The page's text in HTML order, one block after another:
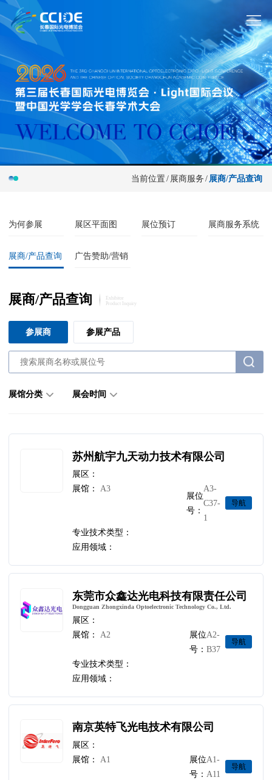
当前位置/ 展商服务 /展商/产品查询
为何参展 展区平面图 展位预订 展商服务系统
展商/产品查询 广告赞助/营销
展商/产品查询
Exhibitor
Product Inquiry
参展商 参展产品
展馆分类 展会时间
苏州航宇九天动力技术有限公司
展区：
展馆：
A3
展位
号：
A3-
C37-
1
导航
专业技术类型：
应用领域：
东莞市众鑫达光电科技有限责任公司
Dongguan Zhongxinda Optoelectronic Technology Co., Ltd.
展区：
展馆：
A2
展位
号：
A2-
B37
导航
专业技术类型：
应用领域：
南京英特飞光电技术有限公司
展区：
展馆：
A1
展位
号：
A1-
A11
导航